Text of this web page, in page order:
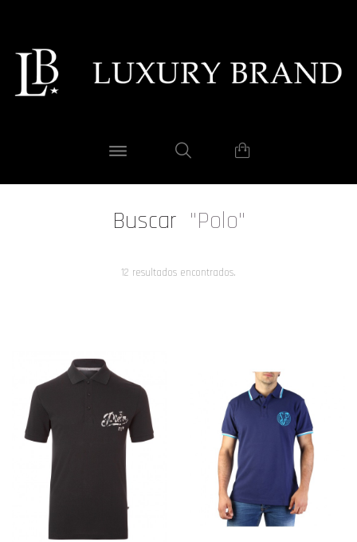
Buscar "Polo"
12 resultados encontrados.